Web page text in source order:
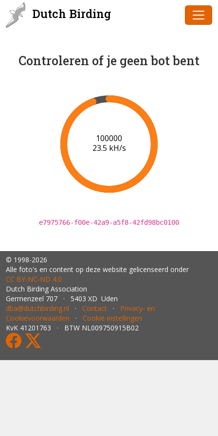
Dutch Birding
Controleren of je geen bot bent
101000
23.5 kH/s
e7975766-f00e-42a9-a5f8-42fd98bc0100
© 1998-2026
Alle foto's en content op deze website gelicenseerd onder
CC BY‑NC‑ND 4.0
Dutch Birding Association
Germenzeel 707 · 5403 XD Uden
dba@dutchbirding.nl · Contact · Privacy- en
Cookievoorwaarden · Cookie-instellingen
KvK 41201763 · BTW NL009750915B02